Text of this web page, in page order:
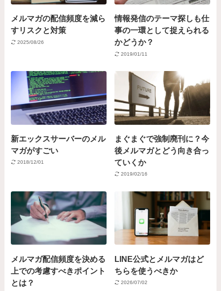
メルマガの配信頻度を減ら
すリスクと対策
2025/08/26
情報発信のテーマ探しも仕
事の一環として捉えられる
かどうか？
2019/01/11
新エックスサーバーのメル
マガがすごい
2018/12/01
まぐまぐで強制廃刊に？今
後メルマガとどう向き合っ
ていくか
2019/02/16
メルマガ配信頻度を決める
上での考慮すべきポイント
とは？
LINE公式とメルマガはど
ちらを使うべきか
2026/07/02